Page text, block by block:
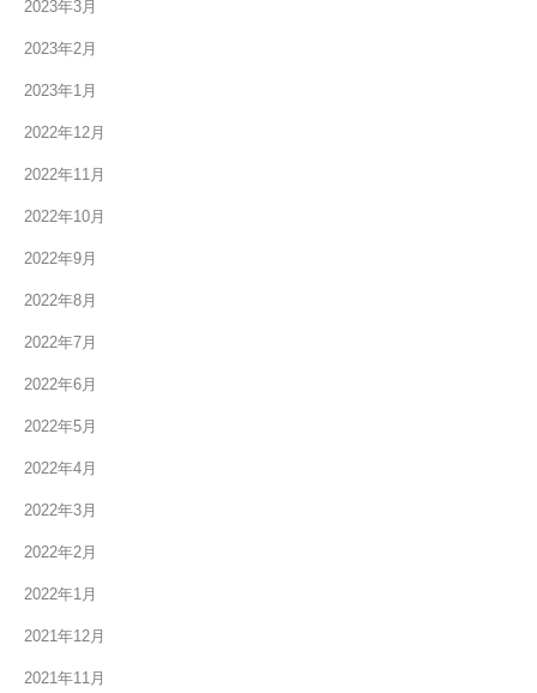
2023年3月
2023年2月
2023年1月
2022年12月
2022年11月
2022年10月
2022年9月
2022年8月
2022年7月
2022年6月
2022年5月
2022年4月
2022年3月
2022年2月
2022年1月
2021年12月
2021年11月